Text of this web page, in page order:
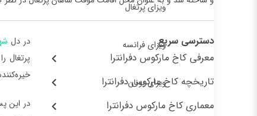
ویزای پرتغال
ویزای فرانسه
ویزای یونان
دسترسی سریع
معرفی کاخ مارکوس دفرانترا
تاریخچه کاخ مارکوس دفرانترا
معماری کاخ مارکوس دفرانترا
در دل
پرتغال
در این